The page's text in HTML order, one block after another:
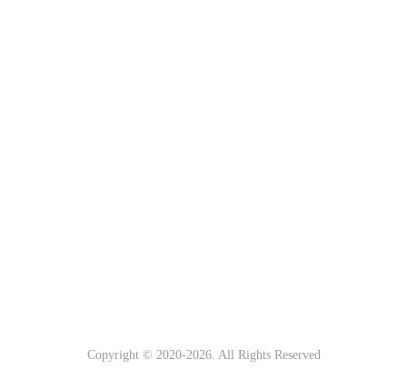
Copyright © 2020-2026. All Rights Reserved